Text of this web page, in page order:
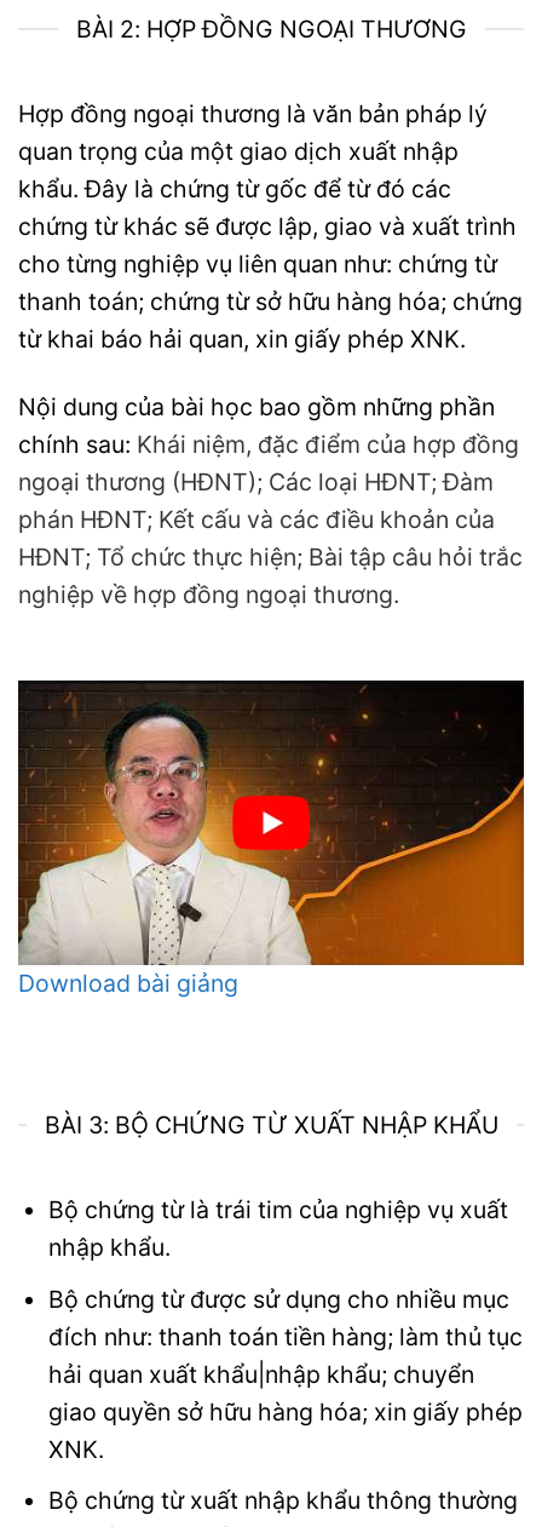
BÀI 2: HỢP ĐỒNG NGOẠI THƯƠNG
Hợp đồng ngoại thương là văn bản pháp lý
quan trọng của một giao dịch xuất nhập
khẩu. Đây là chứng từ gốc để từ đó các
chứng từ khác sẽ được lập, giao và xuất trình
cho từng nghiệp vụ liên quan như: chứng từ
thanh toán; chứng từ sở hữu hàng hóa; chứng
từ khai báo hải quan, xin giấy phép XNK.
Nội dung của bài học bao gồm những phần
chính sau: Khái niệm, đặc điểm của hợp đồng
ngoại thương (HĐNT); Các loại HĐNT;Đàm
phán HĐNT; Kết cấu và các điều khoản của
HĐNT; Tổ chức thực hiện; Bài tập câu hỏi trắc
nghiệp về hợp đồng ngoại thương.
Download bài giảng
BÀI 3: BỘ CHỨNG TỪ XUẤT NHẬP KHẨU
Bộ chứng từ là trái tim của nghiệp vụ xuất
nhập khẩu.
Bộ chứng từ được sử dụng cho nhiều mục
đích như: thanh toán tiền hàng; làm thủ tục
hải quan xuất khẩu|nhập khẩu; chuyển
giao quyền sở hữu hàng hóa; xin giấy phép
XNK.
Bộ chứng từ xuất nhập khẩu thông thường